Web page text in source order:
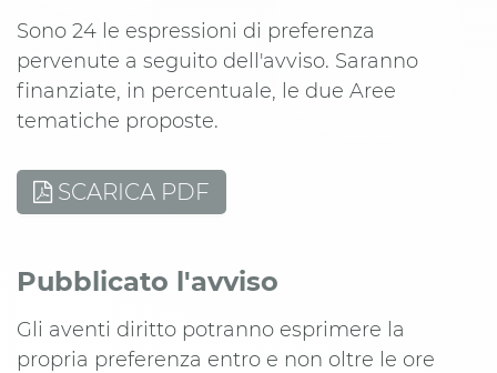
Sono 24 le espressioni di preferenza
pervenute a seguito dell'avviso. Saranno
finanziate, in percentuale, le due Aree
tematiche proposte.
SCARICA PDF
Pubblicato l'avviso
Gli aventi diritto potranno esprimere la
propria preferenza entro e non oltre le ore